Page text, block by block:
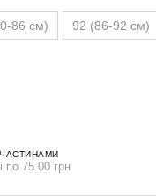
86 см) 92 (86-92 см)
по 75.00 грн